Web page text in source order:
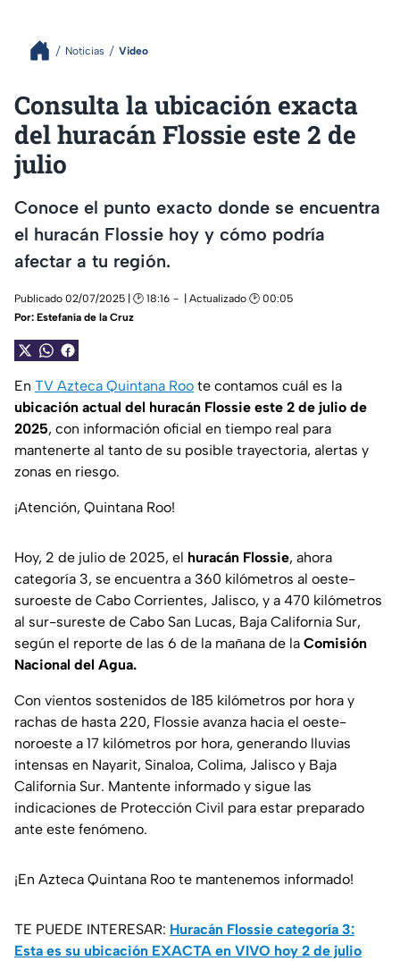
Noticias Video
Consulta la ubicación exacta
del huracán Flossie este 2 de
julio
Conoce el punto exacto donde se encuentra
el huracán Flossie hoy y cómo podría
afectar a tu región.
Publicado 02/07/2025 | 🕑 18:16
| Actualizado 🕑 00:05
Por: Estefanía de la Cruz
En TV Azteca Quintana Roo te contamos cuál es la
ubicación actual del huracán Flossie este 2 de julio de
2025, con información oficial en tiempo real para
mantenerte al tanto de su posible trayectoria, alertas y
zonas en riesgo.
¡Atención, Quintana Roo!
Hoy, 2 de julio de 2025, el huracán Flossie, ahora
categoría 3, se encuentra a 360 kilómetros al oeste-
suroeste de Cabo Corrientes, Jalisco, y a 470 kilómetros
al sur-sureste de Cabo San Lucas, Baja California Sur,
según el reporte de las 6 de la mañana de la Comisión
Nacional del Agua.
Con vientos sostenidos de 185 kilómetros por hora y
rachas de hasta 220, Flossie avanza hacia el oeste-
noroeste a 17 kilómetros por hora, generando lluvias
intensas en Nayarit, Sinaloa, Colima, Jalisco y Baja
California Sur. Mantente informado y sigue las
indicaciones de Protección Civil para estar preparado
ante este fenómeno.
¡En Azteca Quintana Roo te mantenemos informado!
TE PUEDE INTERESAR: Huracán Flossie categoría 3:
Esta es su ubicación EXACTA en VIVO hoy 2 de julio